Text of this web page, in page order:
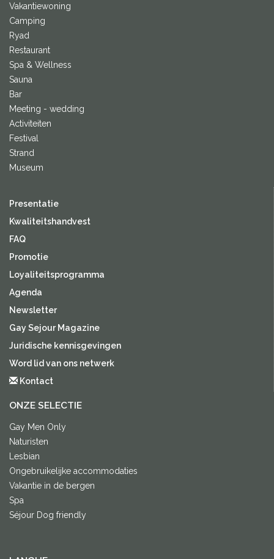
Vakantiewoning
Camping
Ryad
Restaurant
Spa & Wellness
Sauna
Bar
Meeting - wedding
Activiteiten
Festival
Strand
Museum
Presentatie
Kwaliteitshandvest
FAQ
Promotie
Loyaliteitsprogramma
Agenda
Newsletter
Gay Sejour Magazine
Juridische kennisgevingen
Word lid van ons netwerk
Kontact
ONZE SELECTIE
Gay Men Only
Naturisten
Lesbian
Ongebruikelijke accommodaties
Vakantie in de bergen
Spa
Séjour Dog friendly